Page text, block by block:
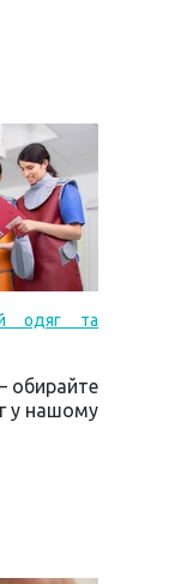
одяг та
обирайте
у нашому